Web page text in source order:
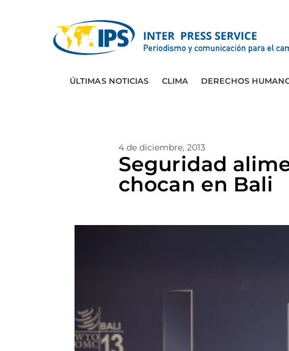
ÚLTIMAS NOTICIAS CLIMA DERECHOS
4 de diciembre, 2013
Seguridad
chocan en Bali